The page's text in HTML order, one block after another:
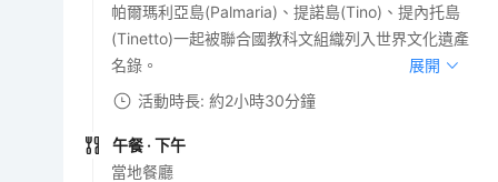
帕爾瑪利亞島(Palmaria)、提諾島(Tino)、提內托島
(Tinetto)一起被聯合國教科文組織列入世界文化遺產
名錄。
展開
活動時長: 約2小時30分鐘
午餐 · 下午
當地餐廳